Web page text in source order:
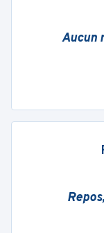
Aucun